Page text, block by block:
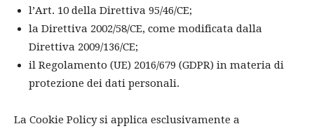
l’Art. 10 della Direttiva 95/46/CE;
la Direttiva 2002/58/CE, come modificata dalla
Direttiva 2009/136/CE;
il Regolamento (UE) 2016/679 (GDPR) in materia di
protezione dei dati personali.
La Cookie Policy si applica esclusivamente a